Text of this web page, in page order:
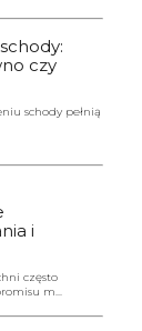
czy
schody pełnią
i
często
m...